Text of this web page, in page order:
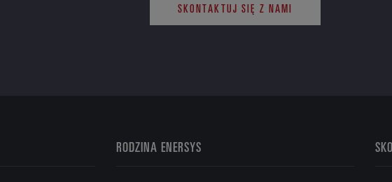
SKONTAKTUJ SIĘ Z NAMI
RODZINA ENERSYS